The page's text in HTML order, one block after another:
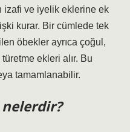
izafi ve iyelik eklerine ek
kurar. Bir cümlede tek
öbekler ayrıca çoğul,
ekleri alır. Bu
tamamlanabilir.